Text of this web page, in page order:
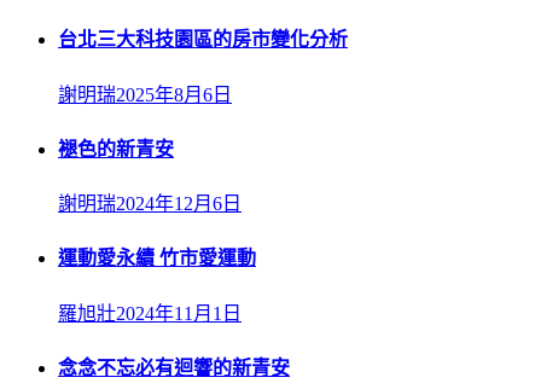
台北三大科技園區的房市變化分析
謝明瑞2025年8月6日
褪色的新青安
謝明瑞2024年12月6日
運動愛永續 竹市愛運動
羅旭壯2024年11月1日
念念不忘必有迴響的新青安